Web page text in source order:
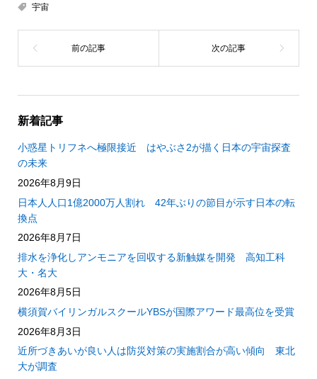
宇宙
新着記事
小惑星トリフネへ極限接近 はやぶさ2が描く日本の宇宙探査
の未来
2026年8月9日
日本人人口1億2000万人割れ 42年ぶりの節目が示す日本の転
換点
2026年8月7日
排水を浄化しアンモニアを回収する新触媒を開発 高知工科
大・名大
2026年8月5日
横須賀バイリンガルスクールYBSが国際アワード最高位を受賞
2026年8月3日
近所づきあいが良い人は防災対策の実施割合が高い傾向 東北
大が調査